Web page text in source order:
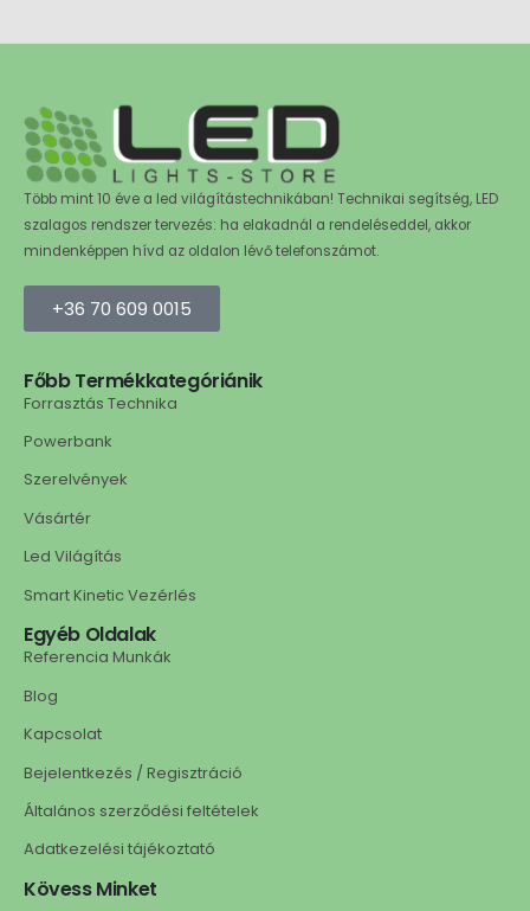
Több mint 10 éve a led világítástechnikában! Technikai segítség, LED
szalagos rendszer tervezés: ha elakadnál a rendeléseddel, akkor
mindenképpen hívd az oldalon lévő telefonszámot.
+36 70 609 0015
Főbb Termékkategóriánik
Forrasztás Technika
Powerbank
Szerelvények
Vásártér
Led Világítás
Smart Kinetic Vezérlés
Egyéb Oldalak
Referencia Munkák
Blog
Kapcsolat
Bejelentkezés / Regisztráció
Általános szerződési feltételek
Adatkezelési tájékoztató
Kövess Minket